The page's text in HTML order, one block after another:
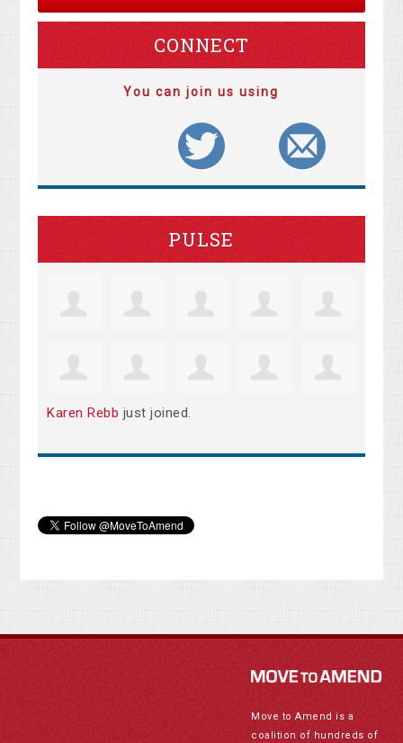
CONNECT
You can join us using
PULSE
Karen Rebb just joined.
Move to Amend is a
coalition of hundreds of